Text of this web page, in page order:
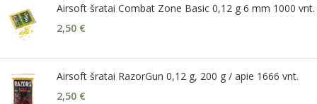
Airsoft šratai Combat Zone Basic 0,12 g 6 mm 1000 vnt.
2,50 €
Airsoft šratai RazorGun 0,12 g, 200 g / apie 1666 vnt.
2,50 €